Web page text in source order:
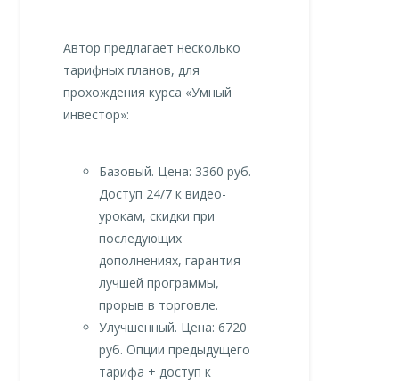
Автор предлагает несколько
тарифных планов, для
прохождения курса «Умный
инвестор»:
Базовый. Цена: 3360 руб.
Доступ 24/7 к видео-
урокам, скидки при
последующих
дополнениях, гарантия
лучшей программы,
прорыв в торговле.
Улучшенный. Цена: 6720
руб. Опции предыдущего
тарифа + доступ к